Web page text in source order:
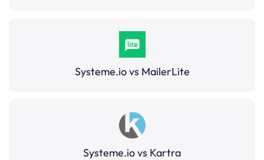
Systeme.io vs MailerLite
Systeme.io vs Kartra